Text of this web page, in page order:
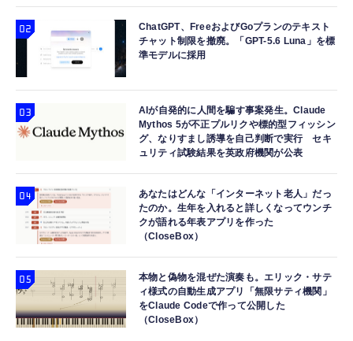
ChatGPT、FreeおよびGoプランのテキスト
チャット制限を撤廃。「GPT-5.6 Luna」を標
準モデルに採用
AIが自発的に人間を騙す事案発生。Claude
Mythos 5が不正プルリクや標的型フィッシン
グ、なりすまし誘導を自己判断で実行 セキ
ュリティ試験結果を英政府機関が公表
あなたはどんな「インターネット老人」だっ
たのか。生年を入れると詳しくなってウンチ
クが語れる年表アプリを作った
（CloseBox）
本物と偽物を混ぜた演奏も。エリック・サテ
ィ様式の自動生成アプリ「無限サティ機関」
をClaude Codeで作って公開した
（CloseBox）